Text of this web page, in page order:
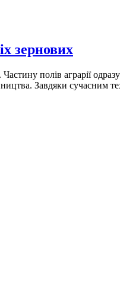
зернових
полів аграрії
Завдяки сучасним